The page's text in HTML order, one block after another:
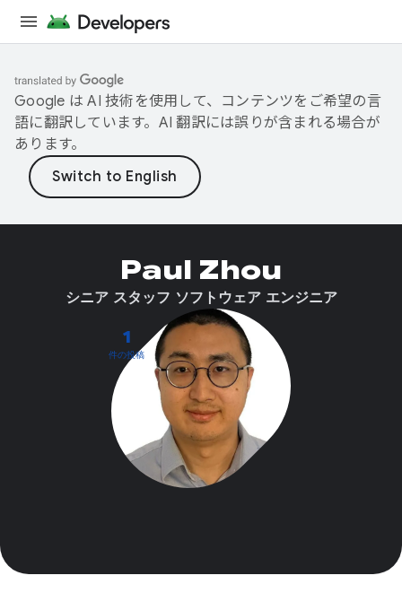
Google は AI 技術を使用して、コンテンツをご希望の言
語に翻訳しています。AI 翻訳には誤りが含まれる場合が
あります。
1
件の投稿
Paul Zhou
シニア スタッフ ソフトウェア エンジニア